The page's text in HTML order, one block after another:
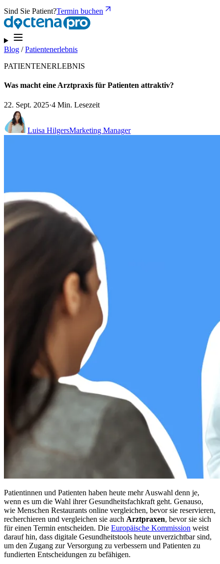
Sind Sie Patient?Termin buchen
Blog /Patientenerlebnis
PATIENTENERLEBNIS
Was macht eine Arztpraxis für Patienten attraktiv?
22. Sept. 2025·4 Min. Lesezeit
Luisa HilgersMarketing Manager
Patientinnen und Patienten haben heute mehr Auswahl denn je,
wenn es um die Wahl ihrer Gesundheitsfachkraft geht. Genauso,
wie Menschen Restaurants online vergleichen, bevor sie reservieren,
recherchieren und vergleichen sie auch Arztpraxen, bevor sie sich
für einen Termin entscheiden. Die Europäische Kommission weist
darauf hin, dass digitale Gesundheitstools heute unverzichtbar sind,
um den Zugang zur Versorgung zu verbessern und Patienten zu
fundierten Entscheidungen zu befähigen.